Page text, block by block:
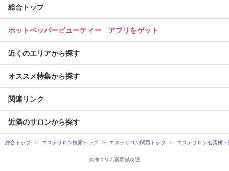
東洋スリム藤岡鍼灸院
総合トップ
ホットペッパービューティー アプリをゲット
近くのエリアから探す
オススメ特集から探す
関連リンク
近隣のサロンから探す
総合トップ エステサロン検索トップ エステサロン関西トップ エステサロン心斎橋